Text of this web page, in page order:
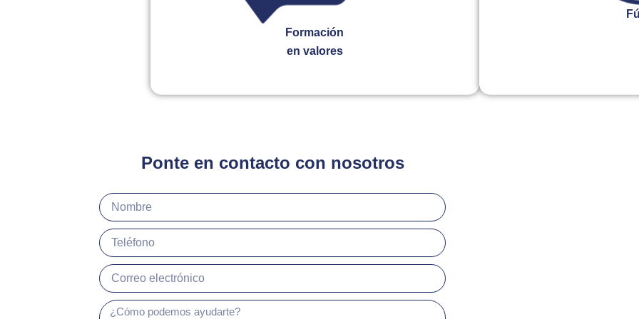
Formación
en valores
Escuela bilingüe
Ponte en contacto con nosotros